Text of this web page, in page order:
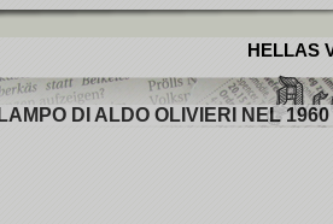
HELLAS
DI ALDO OLIVIERI NEL 1960